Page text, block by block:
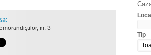
nr. 3
Tip